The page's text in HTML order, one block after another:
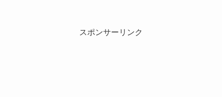
スポンサーリンク